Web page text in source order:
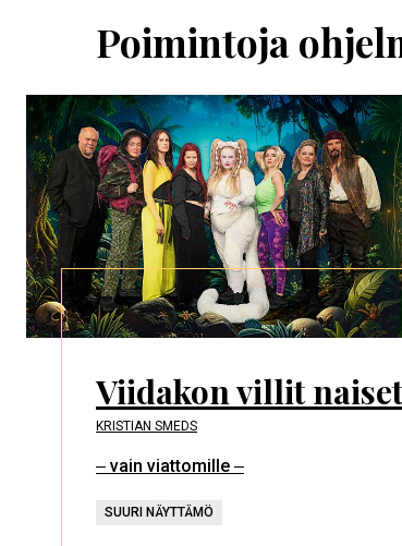
Poimintoja
Viidakon villit naiset
KRISTIAN SMEDS
‒ vain viattomille ‒
SUURI NÄYTTÄMÖ